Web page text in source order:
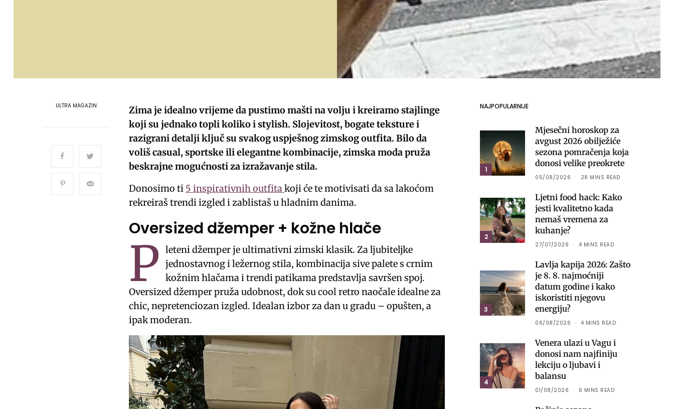
ULTRA MAGAZIN
Zima je idealno vrijeme da pustimo mašti na volju i kreiramo stajlinge
koji su jednako topli koliko i stylish. Slojevitost, bogate teksture i
razigrani detalji ključ su svakog uspješnog zimskog outfita. Bilo da
voliš casual, sportske ili elegantne kombinacije, zimska moda pruža
beskrajne mogućnosti za izražavanje stila.
Donosimo ti 5 inspirativnih outfitakoji će te motivisati da sa lakoćom
rekreiraš trendi izgled i zablistaš u hladnim danima.
Oversized džemper + kožne hlače
P
leteni džemper je ultimativni zimski klasik. Za ljubiteljke
jednostavnog i ležernog stila, kombinacija sive palete s crnim
kožnim hlačama i trendi patikama predstavlja savršen spoj.
Oversized džemper pruža udobnost, dok su cool retro naočale idealne za
chic, nepretenciozan izgled. Idealan izbor za dan u gradu – opušten, a
ipak moderan.
NAJPOPULARNIJE
1
Mjesečni horoskop za
avgust 2026 obilježiće
sezona pomračenja koja
donosi velike preokrete
05/08/2026 28 MINS READ
2
Ljetni food hack: Kako
jesti kvalitetno kada
nemaš vremena za
kuhanje?
27/07/2026 4 MINS READ
3
Lavlja kapija 2026: Zašto
je 8. 8. najmoćniji
datum godine i kako
iskoristiti njegovu
energiju?
06/08/2026 4 MINS READ
4
Venera ulazi u Vagu i
donosi nam najfiniju
lekciju o ljubavi i
balansu
01/08/2026 6 MINS READ